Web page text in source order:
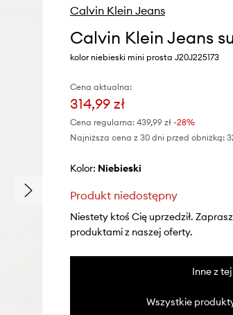
Calvin Klein Jeans
Calvin Klein Jeans
kolor niebieski mini prosta J20J225173
Cena aktualna:
314,99 zł
Cena regularna: 439,99 zł-28%
Najniższa cena z 30 dni przed obniżką:
Kolor: niebieski
Produkt niedostępny
Niestety ktoś Cię uprzedził.
produktami z naszej oferty.
Inne z
Wszystkie